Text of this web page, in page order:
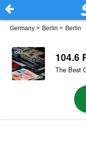
Germany > Berlin > Berlin
104.6
The Best